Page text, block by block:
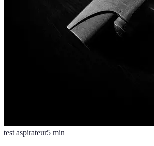
test aspirateur5 min